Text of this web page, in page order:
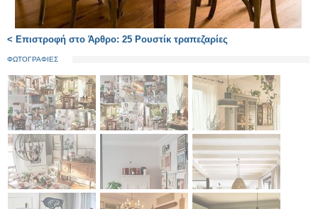
< Επιστροφή στο Άρθρο: 25 Ρουστίκ τραπεζαρίες
ΦΩΤΟΓΡΑΦΙΕΣ